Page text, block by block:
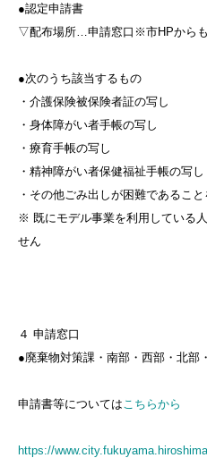
​●認定申請書
▽配布場所…申請窓口※市HPから
●次のうち該当するもの
・介護保険被保険者証の写し
・身体障がい者手帳の写し
・療育手帳の写し
・精神障がい者保健福祉手帳の写し
・その他ごみ出しが困難であるこ
※ 既にモデル事業を利用している
せん
４ 申請窓口
●廃棄物対策課・南部・西部・北部
申請書等については こちらから
https://